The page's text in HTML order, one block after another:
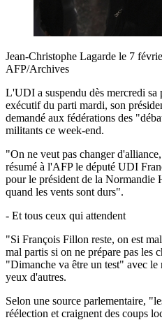
Jean-Christophe Lagarde le 7
AFP/Archives
L'UDI a suspendu dès mercredi
exécutif du parti mardi, son
demandé aux fédérations des
militants ce week-end.
"On ne veut pas changer
résumé à l'AFP le député UDI
pour le président de la
quand les vents sont durs".
- Et tous ceux qui attendent
"Si François Fillon reste, on est
mal partis si on ne prépare pas les
"Dimanche va être un test" avec le
yeux d'autres.
Selon une source parlementaire,
réélection et craignent des coups